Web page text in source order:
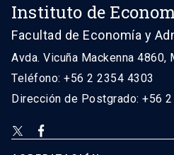
Instituto de
Facultad de Economía y
Avda. Vicuña Mackenna 4860,
Teléfono: +56 2 2354 4303
Dirección de Postgrado: +56